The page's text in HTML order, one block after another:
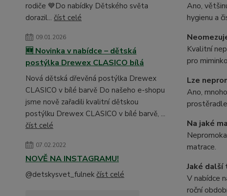
rodiče 💙Do nabídky Dětského světa
dorazil... číst celé
09.01.2026
🆕 Novinka v nabídce – dětská
postýlka Drewex CLASICO bílá
Nová dětská dřevěná postýlka Drewex
CLASICO v bílé barvě Do našeho e-shopu
jsme nově zařadili kvalitní dětskou
postýlku Drewex CLASICO v bílé barvě, ...
číst celé
07.02.2022
NOVĚ NA INSTAGRAMU!
@detskysvet_fulnek číst celé
Ano,
hygienu a
Kvalitní
pro
Lze
Ano,
Na jaké
matrace.
Jaké
V nabídce
roční